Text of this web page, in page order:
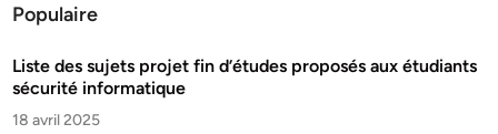
Populaire
Liste des sujets projet fin d’études proposés aux étudiants
sécurité informatique
18 avril 2025